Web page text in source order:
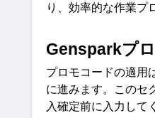
り、効率的な作業プ
Gensparkプ
プロモコードの適用
に進みます。このセ
入確定前に入力して